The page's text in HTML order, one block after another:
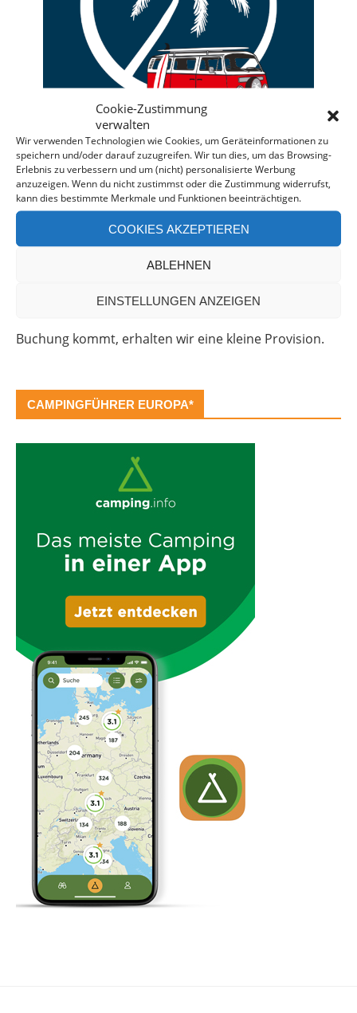
Cookie-Zustimmung
verwalten
Wir verwenden Technologien wie Cookies, um Geräteinformationen zu
speichern und/oder darauf zuzugreifen. Wir tun dies, um das Browsing-
Erlebnis zu verbessern und um (nicht) personalisierte Werbung
anzuzeigen. Wenn du nicht zustimmst oder die Zustimmung widerrufst,
kann dies bestimmte Merkmale und Funktionen beeinträchtigen.
COOKIES AKZEPTIEREN
ABLEHNEN
EINSTELLUNGEN ANZEIGEN
Deine individuelle Beratung bei der Campermiete
in Deutschland und Europa.
Bei einer Anfrage über diesen Banner erhältst Du
Rabatt! *
Offenlegung: Die Anfrage bei der Camper Oase ist
Buchung kommt, erhalten wir eine kleine Provision.
CAMPINGFÜHRER EUROPA*